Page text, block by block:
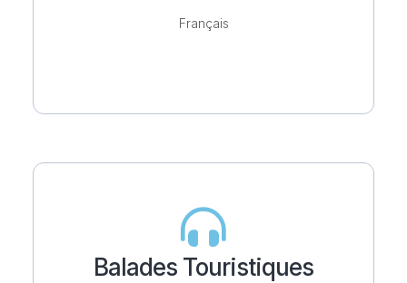
Français
Balades Touristiques